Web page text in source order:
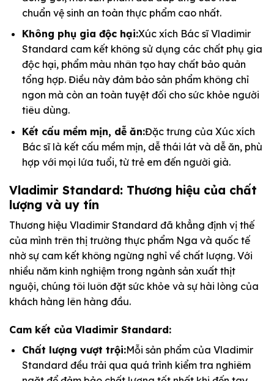
chuẩn vệ sinh an toàn thực phẩm cao nhất.
Không phụ gia độc hại:Xúc xích Bác sĩ Vladimir
Standard cam kết không sử dụng các chất phụ gia
độc hại, phẩm màu nhân tạo hay chất bảo quản
tổng hợp. Điều này đảm bảo sản phẩm không chỉ
ngon mà còn an toàn tuyệt đối cho sức khỏe người
tiêu dùng.
Kết cấu mềm mịn, dễ ăn:Đặc trưng của Xúc xích
Bác sĩ là kết cấu mềm mịn, dễ thái lát và dễ ăn, phù
hợp với mọi lứa tuổi, từ trẻ em đến người già.
Vladimir Standard: Thương hiệu của chất
lượng và uy tín
Thương hiệu Vladimir Standard đã khẳng định vị thế
của mình trên thị trường thực phẩm Nga và quốc tế
nhờ sự cam kết không ngừng nghỉ về chất lượng. Với
nhiều năm kinh nghiệm trong ngành sản xuất thịt
nguội, chúng tôi luôn đặt sức khỏe và sự hài lòng của
khách hàng lên hàng đầu.
Cam kết của Vladimir Standard:
Chất lượng vượt trội:Mỗi sản phẩm của Vladimir
Standard đều trải qua quá trình kiểm tra nghiêm